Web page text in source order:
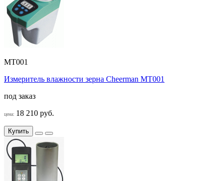
MT001
Измеритель влажности зерна Cheerman MT001
под заказ
цена: 18 210 руб.
Купить